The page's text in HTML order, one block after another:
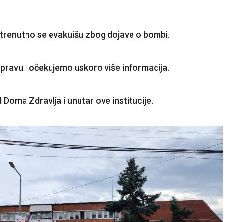
se evakuišu zbog dojave o bombi.
i očekujemo uskoro više informacija.
Doma Zdravlja i unutar ove institucije.